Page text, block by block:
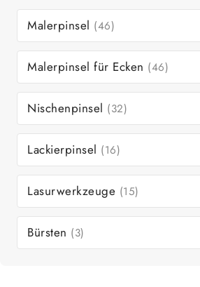
Malerpinsel (46)
Malerpinsel für Ecken (46)
Nischenpinsel (32)
Lackierpinsel (16)
Lasurwerkzeuge (15)
Bürsten (3)